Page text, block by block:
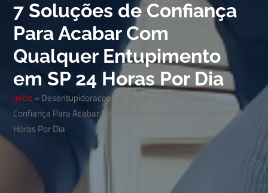
7 Soluções de Confiança
Para Acabar Com
Qualquer Entupimento
em SP 24 Horas Por Dia
Início»Desentupidoracopyright.com.br: 7 Soluções de
Confiança Para Acabar Com Qualquer Entupimento em SP 24
Horas Por Dia